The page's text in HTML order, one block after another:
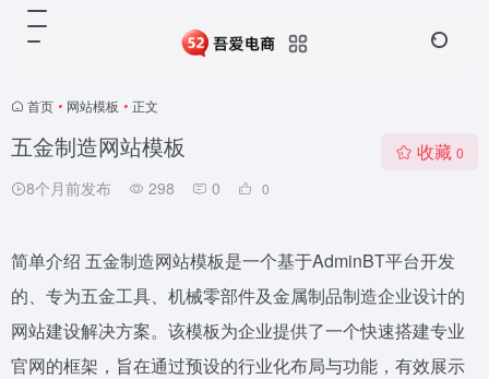
首页 • 网站模板 • 正文
五金制造网站模板
8个月前发布 298 0 0
收藏 0
简单介绍 五金制造网站模板是一个基于AdminBT平台开发
的、专为五金工具、机械零部件及金属制品制造企业设计的
网站建设解决方案。该模板为企业提供了一个快速搭建专业
官网的框架，旨在通过预设的行业化布局与功能，有效展示